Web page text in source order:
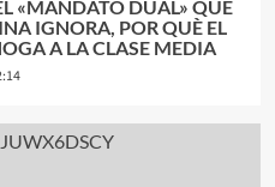
«MANDATO DUAL» QUE
IGNORA, POR QUÈ EL
A LA CLASE MEDIA